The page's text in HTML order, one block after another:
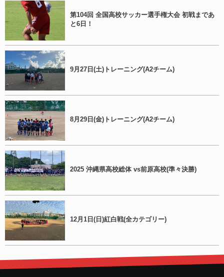
第104回 全国高校サッカー選手権大会 初戦まであ
と6日！
9月27日(土)トレーニング(A2チーム)
8月29日(金)トレーニング(A2チーム)
2025 沖縄県高校総体 vs前原高校(準々決勝)
12月1日(日)紅白戦(全カテゴリー)